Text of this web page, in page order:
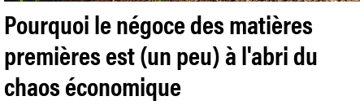
Pourquoi le négoce des matières
premières est (un peu) à l'abri du
chaos économique